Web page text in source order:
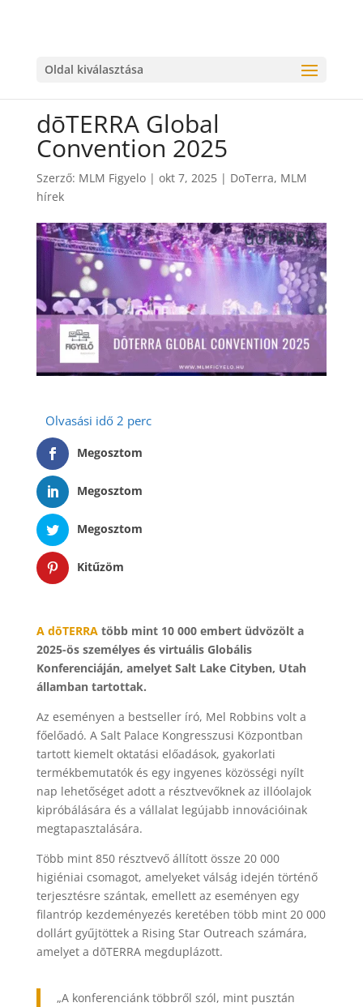
Oldal kiválasztása
dōTERRA Global
Convention 2025
Szerző: MLM Figyelo| okt 7, 2025| DoTerra, MLM
hírek
Megosztom
Megosztom
Megosztom
Kitűzöm
A dōTERRAtöbb mint 10 000 embert üdvözölt a
2025-ös személyes és virtuális Globális
Konferenciáján, amelyet Salt Lake Cityben, Utah
államban tartottak.
Az eseményen a bestseller író, Mel Robbins volt a
főelőadó. A Salt Palace Kongresszusi Központban
tartott kiemelt oktatási előadások, gyakorlati
termékbemutatók és egy ingyenes közösségi nyílt
nap lehetőséget adott a résztvevőknek az illóolajok
kipróbálására és a vállalat legújabb innovációinak
megtapasztalására.
Több mint 850 résztvevő állított össze 20 000
higiéniai csomagot, amelyeket válság idején történő
terjesztésre szántak, emellett az eseményen egy
filantróp kezdeményezés keretében több mint 20 000
dollárt gyűjtöttek a Rising Star Outreach számára,
amelyet a dōTERRA megduplázott.
„A konferenciánk többről szól, mint pusztán